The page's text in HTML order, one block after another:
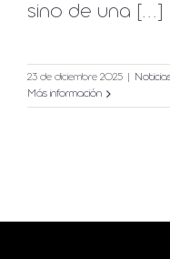
sino de una [...]
23 de diciembre 2025
Más información